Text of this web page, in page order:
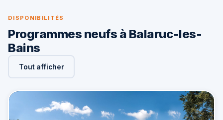
DISPONIBILITÉS
Programmes neufs à Balaruc-les-
Bains
Tout afficher